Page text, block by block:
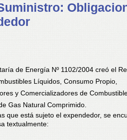
de Energía Nº 1102/2004 creó el
Líquidos, Consumo Propio,
y Comercializadores de
Gas Natural Comprimido.
que está sujeto el expendedor, se
textualmente: